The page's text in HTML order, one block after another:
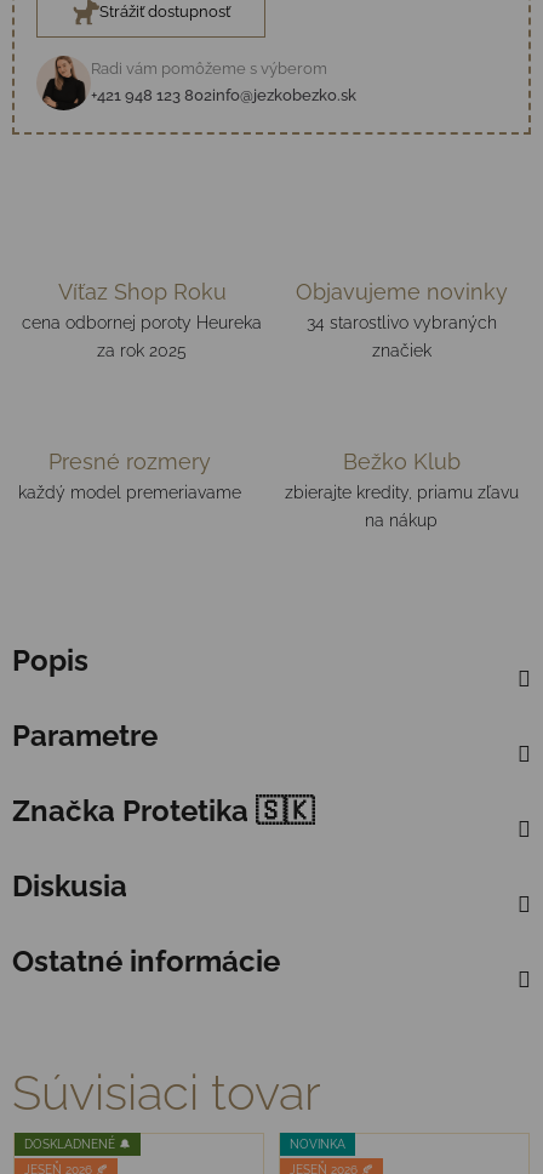
Strážiť dostupnosť
Radi vám pomôžeme s výberom
+421 948 123 802info@jezkobezko.sk
Víťaz Shop Roku
cena odbornej poroty Heureka
za rok 2025
Objavujeme novinky
34 starostlivo vybraných
značiek
Presné rozmery
každý model premeriavame
Bežko Klub
zbierajte kredity, priamu zľavu
na nákup
Popis
Parametre
Značka Protetika 🇸🇰
Diskusia
Ostatné informácie
Súvisiaci tovar
DOSKLADNENÉ 🔔
JESEŇ 2026 🍂
NOVINKA
JESEŇ 2026 🍂